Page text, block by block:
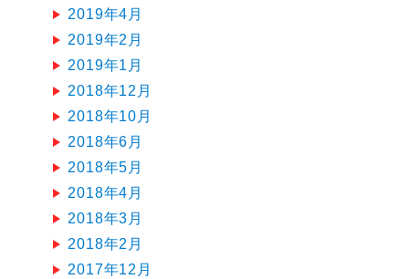
2019年4月
2019年2月
2019年1月
2018年12月
2018年10月
2018年6月
2018年5月
2018年4月
2018年3月
2018年2月
2017年12月